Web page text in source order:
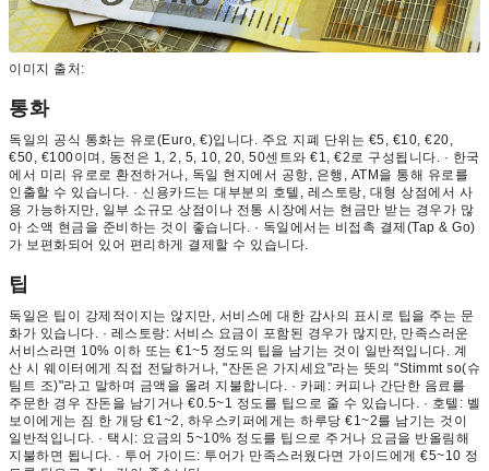
이미지 출처:
통화
독일의 공식 통화는 유로(Euro, €)입니다. 주요 지폐 단위는 €5, €10, €20,
€50, €100이며, 동전은 1, 2, 5, 10, 20, 50센트와 €1, €2로 구성됩니다. · 한국
에서 미리 유로로 환전하거나, 독일 현지에서 공항, 은행, ATM을 통해 유로를
인출할 수 있습니다. · 신용카드는 대부분의 호텔, 레스토랑, 대형 상점에서 사
용 가능하지만, 일부 소규모 상점이나 전통 시장에서는 현금만 받는 경우가 많
아 소액 현금을 준비하는 것이 좋습니다. · 독일에서는 비접촉 결제(Tap & Go)
가 보편화되어 있어 편리하게 결제할 수 있습니다.
팁
독일은 팁이 강제적이지는 않지만, 서비스에 대한 감사의 표시로 팁을 주는 문
화가 있습니다. · 레스토랑: 서비스 요금이 포함된 경우가 많지만, 만족스러운
서비스라면 10% 이하 또는 €1~5 정도의 팁을 남기는 것이 일반적입니다. 계
산 시 웨이터에게 직접 전달하거나, "잔돈은 가지세요"라는 뜻의 "Stimmt so(슈
팀트 조)"라고 말하며 금액을 올려 지불합니다. · 카페: 커피나 간단한 음료를
주문한 경우 잔돈을 남기거나 €0.5~1 정도를 팁으로 줄 수 있습니다. · 호텔: 벨
보이에게는 짐 한 개당 €1~2, 하우스키퍼에게는 하루당 €1~2를 남기는 것이
일반적입니다. · 택시: 요금의 5~10% 정도를 팁으로 주거나 요금을 반올림해
지불하면 됩니다. · 투어 가이드: 투어가 만족스러웠다면 가이드에게 €5~10 정